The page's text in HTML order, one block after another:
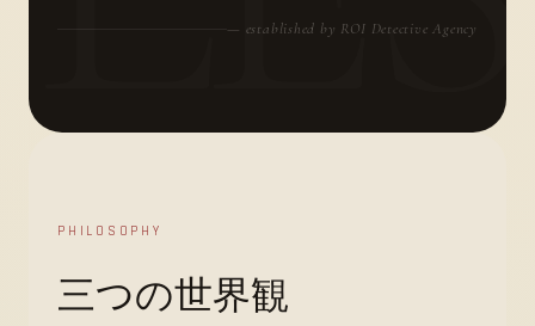
— established by ROI Detective Agency
PHILOSOPHY
三つの世界観